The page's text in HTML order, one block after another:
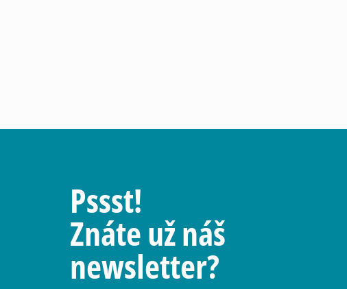
Pssst!
Znáte už náš
newsletter?